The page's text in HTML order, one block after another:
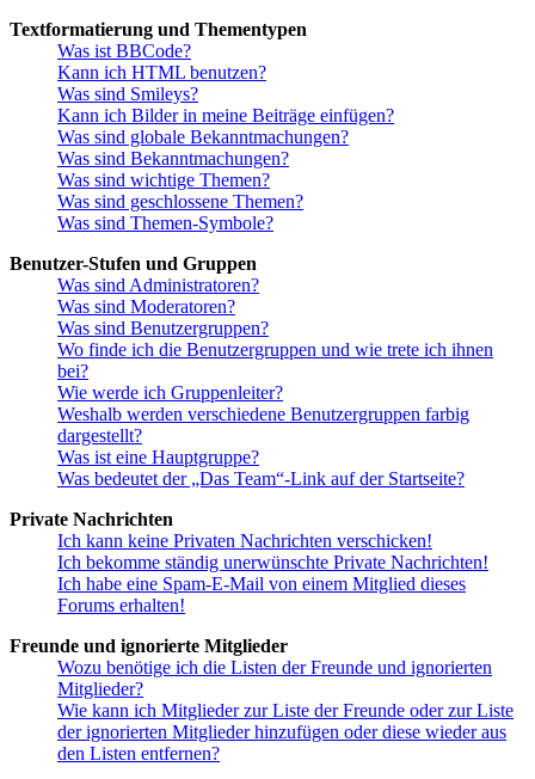
Textformatierung und Thementypen
Was ist BBCode?
Kann ich HTML benutzen?
Was sind Smileys?
Kann ich Bilder in meine Beiträge einfügen?
Was sind globale Bekanntmachungen?
Was sind Bekanntmachungen?
Was sind wichtige Themen?
Was sind geschlossene Themen?
Was sind Themen-Symbole?
Benutzer-Stufen und Gruppen
Was sind Administratoren?
Was sind Moderatoren?
Was sind Benutzergruppen?
Wo finde ich die Benutzergruppen und wie trete ich ihnen
bei?
Wie werde ich Gruppenleiter?
Weshalb werden verschiedene Benutzergruppen farbig
dargestellt?
Was ist eine Hauptgruppe?
Was bedeutet der „Das Team“-Link auf der Startseite?
Private Nachrichten
Ich kann keine Privaten Nachrichten verschicken!
Ich bekomme ständig unerwünschte Private Nachrichten!
Ich habe eine Spam-E-Mail von einem Mitglied dieses
Forums erhalten!
Freunde und ignorierte Mitglieder
Wozu benötige ich die Listen der Freunde und ignorierten
Mitglieder?
Wie kann ich Mitglieder zur Liste der Freunde oder zur Liste
der ignorierten Mitglieder hinzufügen oder diese wieder aus
den Listen entfernen?